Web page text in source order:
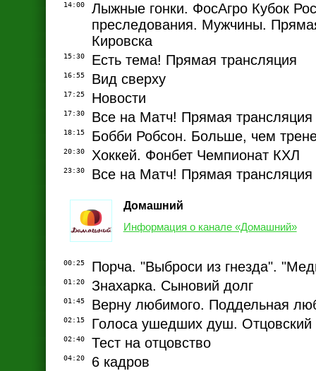
14:00
Лыжные гонки. ФосАгро Кубок
преследования. Мужчины.
Кировска
15:30 Есть тема! Прямая трансляция
16:55 Вид сверху
17:25 Новости
17:30 Все на Матч! Прямая трансляция
18:15 Бобби Робсон. Больше, чем
20:30 Хоккей. Фонбет Чемпионат КХЛ
23:30 Все на Матч! Прямая трансляция
Домашний
Информация о канале «Домашний»
00:25 Порча. "Выброси из гнезда".
01:20 Знахарка. Сыновий долг
01:45 Верну любимого. Поддельная
02:15 Голоса ушедших душ. Отцовский
02:40 Тест на отцовство
04:20 6 кадров